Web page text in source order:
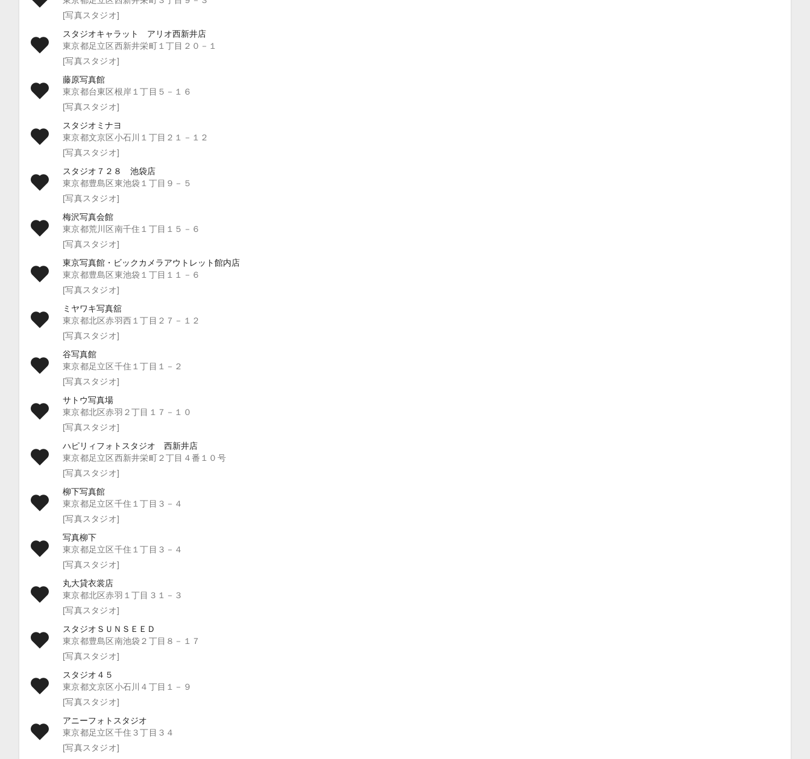
[写真スタジオ]
スタジオキャラット アリオ西新井店
東京都足立区西新井栄町１丁目２０－１
[写真スタジオ]
藤原写真館
東京都台東区根岸１丁目５－１６
[写真スタジオ]
スタジオミナヨ
東京都文京区小石川１丁目２１－１２
[写真スタジオ]
スタジオ７２８ 池袋店
東京都豊島区東池袋１丁目９－５
[写真スタジオ]
梅沢写真会館
東京都荒川区南千住１丁目１５－６
[写真スタジオ]
東京写真館・ビックカメラアウトレット館内店
東京都豊島区東池袋１丁目１１－６
[写真スタジオ]
ミヤワキ写真舘
東京都北区赤羽西１丁目２７－１２
[写真スタジオ]
谷写真館
東京都足立区千住１丁目１－２
[写真スタジオ]
サトウ写真場
東京都北区赤羽２丁目１７－１０
[写真スタジオ]
ハピリィフォトスタジオ 西新井店
東京都足立区西新井栄町２丁目４番１０号
[写真スタジオ]
柳下写真館
東京都足立区千住１丁目３－４
[写真スタジオ]
写真柳下
東京都足立区千住１丁目３－４
[写真スタジオ]
丸大貸衣裳店
東京都北区赤羽１丁目３１－３
[写真スタジオ]
スタジオＳＵＮＳＥＥＤ
東京都豊島区南池袋２丁目８－１７
[写真スタジオ]
スタジオ４５
東京都文京区小石川４丁目１－９
[写真スタジオ]
アニーフォトスタジオ
東京都足立区千住３丁目３４
[写真スタジオ]